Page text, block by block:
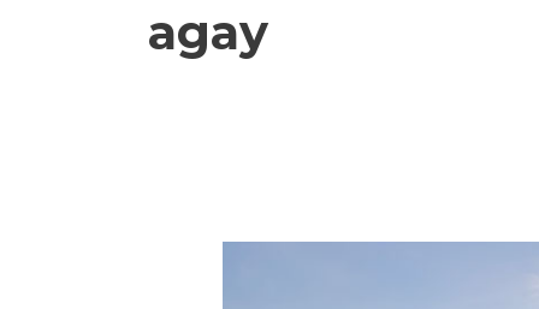
agay